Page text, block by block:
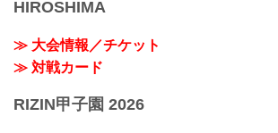
HIROSHIMA
≫ 大会情報／チケット
≫ 対戦カード
RIZIN甲子園 2026